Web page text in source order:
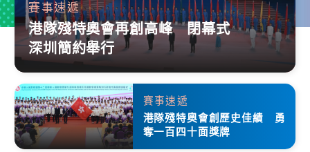
賽事速遞
港隊殘特奧會再創高峰 閉幕式
深圳簡約舉行
賽事速遞
港隊殘特奧會創歷史佳績 勇
奪一百四十面獎牌